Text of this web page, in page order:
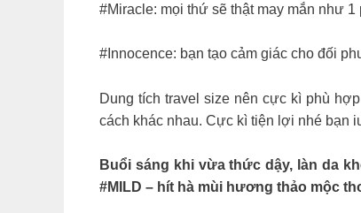
#Miracle: mọi thứ sẽ thật may mắn như
#Innocence: bạn tạo cảm giác cho đối
Dung tích travel size nên cực kì phù
cách khác nhau. Cực kì tiện lợi nhé bạn
Buổi sáng khi vừa thức dậy, làn da
#MILD – hít hà mùi hương thảo mộc